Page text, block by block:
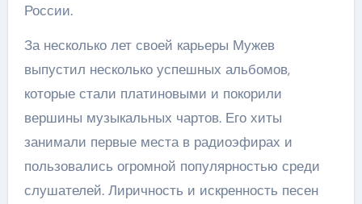
России.
За несколько лет своей карьеры Мужев
выпустил несколько успешных альбомов,
которые стали платиновыми и покорили
вершины музыкальных чартов. Его хиты
занимали первые места в радиоэфирах и
пользовались огромной популярностью среди
слушателей. Лиричность и искренность песен